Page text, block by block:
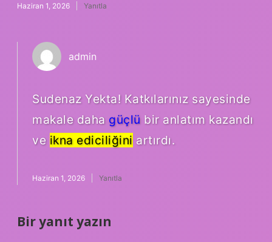
Haziran 1, 2026 Yanıtla
admin
Sudenaz Yekta! Katkılarınız sayesinde
makale daha güçlü bir anlatım kazandı
ve ikna ediciliğini artırdı.
Haziran 1, 2026 Yanıtla
Bir yanıt yazın